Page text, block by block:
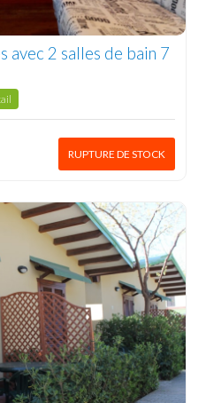
avec 2 salles de bain 7
RUPTURE DE STOCK